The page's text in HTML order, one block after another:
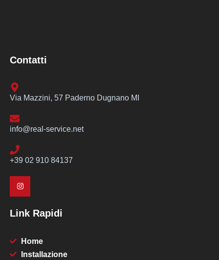
Contatti
Via Mazzini, 57 Paderno Dugnano MI
info@real-service.net
+39 02 910 84137
Link Rapidi
Home
Installazione